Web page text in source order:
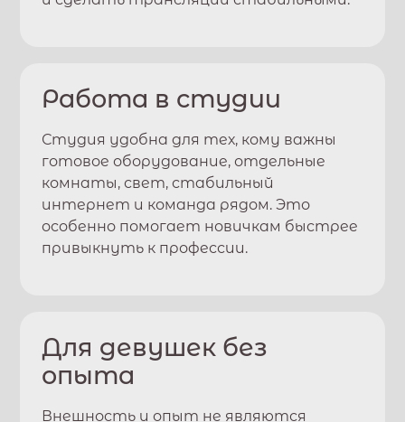
Работа в студии
Студия удобна для тех, кому важны
готовое оборудование, отдельные
комнаты, свет, стабильный
интернет и команда рядом. Это
особенно помогает новичкам быстрее
привыкнуть к профессии.
Для девушек без
опыта
Внешность и опыт не являются